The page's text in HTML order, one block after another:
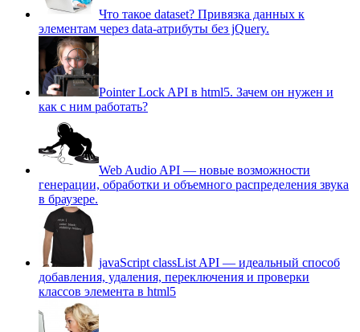
Что такое dataset? Привязка данных к
элементам через data-атрибуты без jQuery.
Pointer Lock API в html5. Зачем он нужен и
как с ним работать?
Web Audio API — новые возможности
генерации, обработки и объемного распределения звука
в браузере.
javaScript classList API — идеальный способ
добавления, удаления, переключения и проверки
классов элемента в html5